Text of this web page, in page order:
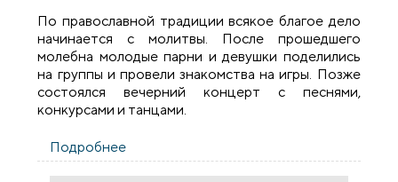
По православной традиции всякое благое дело
начинается с молитвы. После прошедшего
молебна молодые парни и девушки поделились
на группы и провели знакомства на игры. Позже
состоялся вечерний концерт с песнями,
конкурсами и танцами.
Подробнее
проходит слет молодежи Гродненской